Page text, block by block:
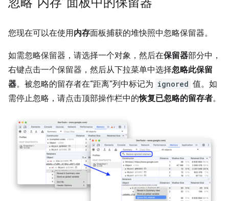
您现在可以在使用内存面板捕获的堆快照中忽略保留器。
如需忽略保留器，请选择一个对象，然后在保留器部分中，
右键点击一个保留器，然后从下拉菜单中选择忽略此保留
器。被忽略的留存者在“距离”列中标记为 ignored 值。 如
需停止忽略，请点击顶部操作栏中的恢复已忽略的留存者。